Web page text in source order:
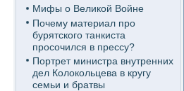
Мифы о Великой Войне
Почему материал про
бурятского танкиста
просочился в прессу?
Портрет министра внутренних
дел Колокольцева в кругу
семьи и братвы